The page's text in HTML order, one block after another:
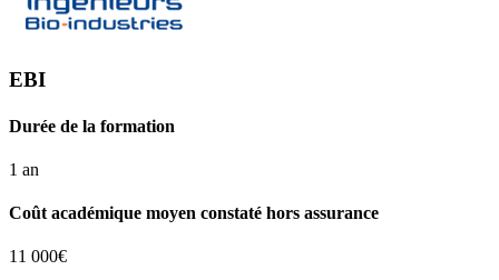
EBI
Durée de la formation
1 an
Coût académique moyen constaté hors assurance
11 000€